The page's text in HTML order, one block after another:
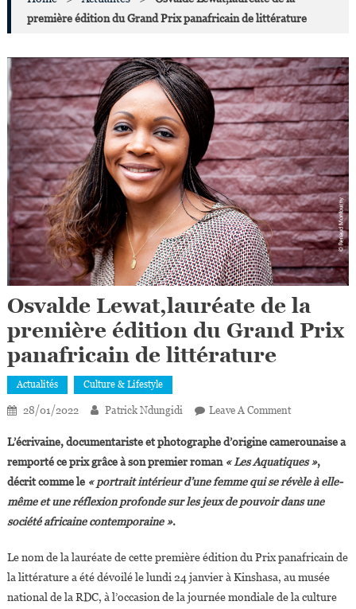
première édition du Grand Prix panafricain de littérature
Osvalde Lewat,lauréate de la
première édition du Grand Prix
panafricain de littérature
Actualités Culture & Lifestyle
28/01/2022 Patrick Ndungidi Leave A CommentOn
De
La
Première
Grand
Prix
Panafricain
L’écrivaine, documentariste et photographe d’origine camerounaise a
remporté ce prix grâce à son premier roman « Les Aquatiques »,
décrit comme le « portrait intérieur d’une femme qui se révèle à elle-
même et une réflexion profonde sur les jeux de pouvoir dans une
société africaine contemporaine ».
Le nom de la lauréate de cette première édition du Prix panafricain de
la littérature a été dévoilé le lundi 24 janvier à Kinshasa, au musée
national de la RDC, à l’occasion de la journée mondiale de la culture